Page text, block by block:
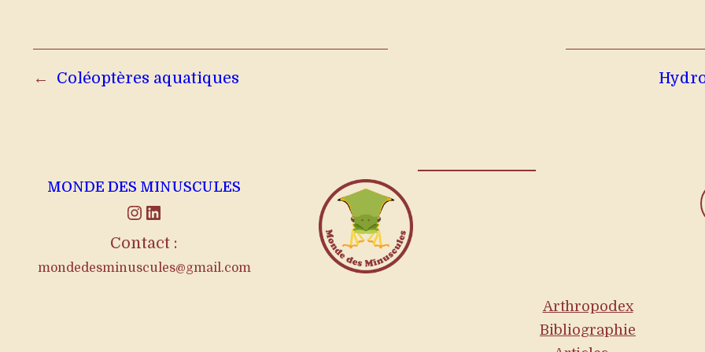
← Coléoptères aquatiques
MONDE DES MINUSCULES
Instagram LinkedIn
Contact :
mondedesminuscules@gmail.com
Arthropodex
Bibliographie